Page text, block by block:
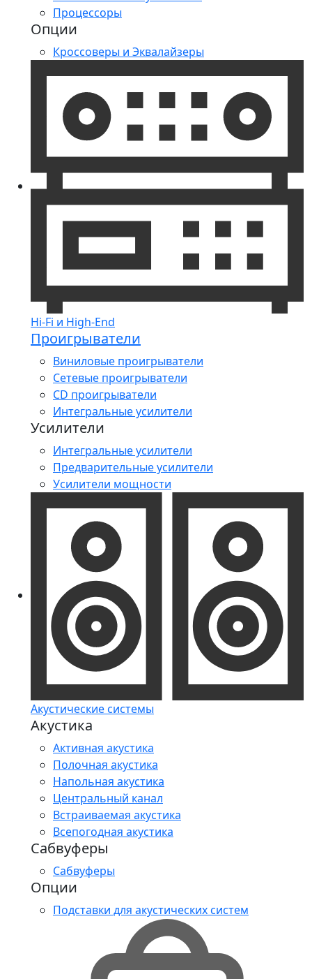
Процессоры
Опции
Кроссоверы и Эквалайзеры
Hi-Fi и High-End
Проигрыватели
Виниловые проигрыватели
Сетевые проигрыватели
CD проигрыватели
Интегральные усилители
Усилители
Интегральные усилители
Предварительные усилители
Усилители мощности
Акустические системы
Акустика
Активная акустика
Полочная акустика
Напольная акустика
Центральный канал
Встраиваемая акустика
Всепогодная акустика
Сабвуферы
Сабвуферы
Опции
Подставки для акустических систем